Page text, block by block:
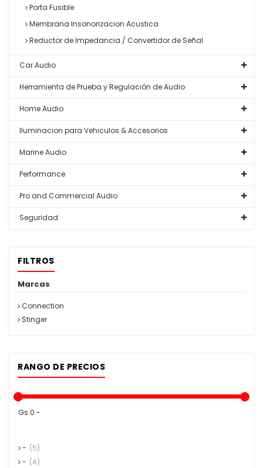
Porta Fusible
Membrana Insonorizacion Acustica
Reductor de Impedancia / Convertidor de Señal
Car Audio
Herramienta de Prueba y Regulación de Audio
Home Audio
Iluminacion para Vehiculos & Accesorios
Marine Audio
Performance
Pro and Commercial Audio
Seguridad
FILTROS
Marcas
Connection
Stinger
RANGO DE PRECIOS
Gs.0 -
- (5)
- (4)